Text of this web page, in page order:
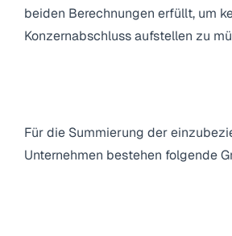
beiden Berechnungen erfüllt, um
Konzernabschluss aufstellen zu
Für die Summierung der
Unternehmen bestehen folgende